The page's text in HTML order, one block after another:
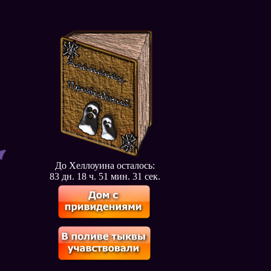
До Хеллоуина осталось:
83 дн. 18 ч. 51 мин. 30 сек.